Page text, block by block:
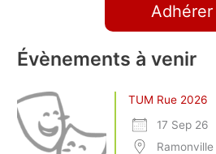
Adhérer
Évènements à venir
TUM Rue 2026
17 Sep 26
Ramonville